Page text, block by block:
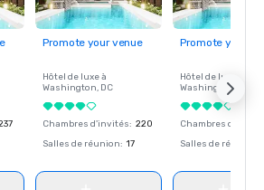
Promote your venue
Hôtel de luxe à
Washington, DC
Chambres d'invités: 220
Salles de réunion: 17
Promote your
Hôtel de luxe à
Washington
Chambres
Salles de réunion